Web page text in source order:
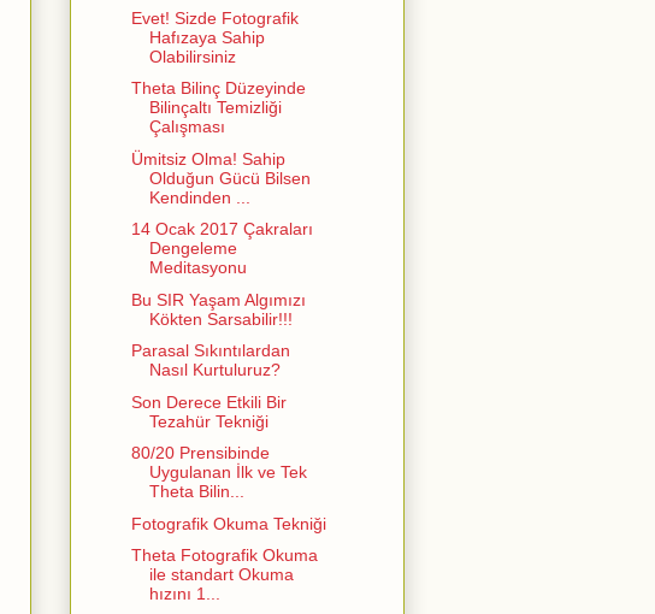
Evet! Sizde Fotografik
Hafızaya Sahip
Olabilirsiniz
Theta Bilinç Düzeyinde
Bilinçaltı Temizliği
Çalışması
Ümitsiz Olma! Sahip
Olduğun Gücü Bilsen
Kendinden ...
14 Ocak 2017 Çakraları
Dengeleme
Meditasyonu
Bu SIR Yaşam Algımızı
Kökten Sarsabilir!!!
Parasal Sıkıntılardan
Nasıl Kurtuluruz?
Son Derece Etkili Bir
Tezahür Tekniği
80/20 Prensibinde
Uygulanan İlk ve Tek
Theta Bilin...
Fotografik Okuma Tekniği
Theta Fotografik Okuma
ile standart Okuma
hızını 1...